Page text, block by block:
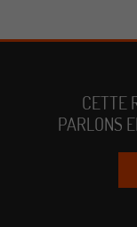
CETTE
PARLONS